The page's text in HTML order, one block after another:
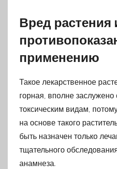
Вред растения
применению
Такое лекарственное
горная, вполне заслужено
токсическим видам,
на основе такого
быть назначен только
тщательного
анамнеза.